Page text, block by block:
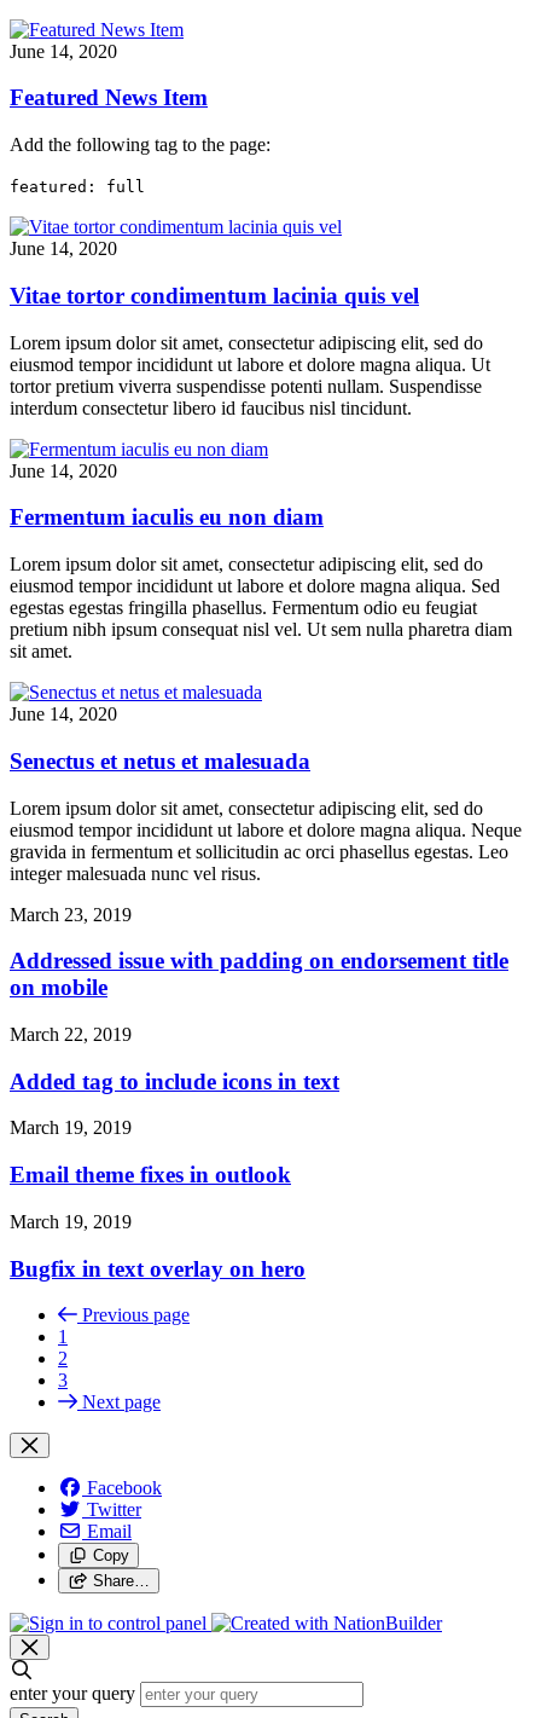
June 14, 2020
Featured News Item
Add the following tag to the page:
featured: full
June 14, 2020
Vitae tortor condimentum lacinia quis vel
Lorem ipsum dolor sit amet, consectetur adipiscing elit, sed do
eiusmod tempor incididunt ut labore et dolore magna aliqua. Ut
tortor pretium viverra suspendisse potenti nullam. Suspendisse
interdum consectetur libero id faucibus nisl tincidunt.
June 14, 2020
Fermentum iaculis eu non diam
Lorem ipsum dolor sit amet, consectetur adipiscing elit, sed do
eiusmod tempor incididunt ut labore et dolore magna aliqua. Sed
egestas egestas fringilla phasellus. Fermentum odio eu feugiat
pretium nibh ipsum consequat nisl vel. Ut sem nulla pharetra diam
sit amet.
June 14, 2020
Senectus et netus et malesuada
Lorem ipsum dolor sit amet, consectetur adipiscing elit, sed do
eiusmod tempor incididunt ut labore et dolore magna aliqua. Neque
gravida in fermentum et sollicitudin ac orci phasellus egestas. Leo
integer malesuada nunc vel risus.
March 23, 2019
Addressed issue with padding on endorsement title
on mobile
March 22, 2019
Added tag to include icons in text
March 19, 2019
Email theme fixes in outlook
March 19, 2019
Bugfix in text overlay on hero
Previous page
1
2
3
Next page
Facebook
Twitter
Email
Copy
Share…
enter your query